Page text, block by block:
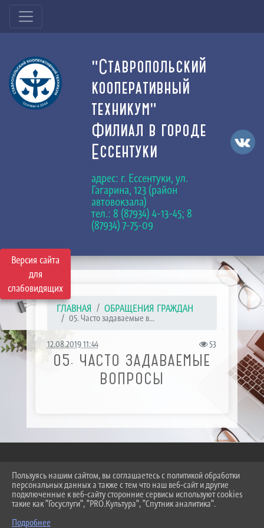
Версия сайта
для
слабовидящих
"Ставропольский
кооперативный
техникум"
Филиал в городе
Ессентуки
адрес: г. Ессентуки, ул.
Гагарина, 123 (район
автовокзала)
тел.: 8 (87934) 4-13-45; 8
(87934) 7-75-09
ГЛАВНАЯ ОБРАЩЕНИЯ ГРАЖДАН
05. Часто задаваемые в...
12.08.2019 11:44 53
05. ЧАСТО ЗАДАВАЕМЫЕ
ВОПРОСЫ
2026 Г. SKT-ESSENTUKI.RU
ВХОД
КАРТА САЙТА
Пользуясь нашим сайтом, вы соглашаетесь с политикой обработки
персональных данных а также с тем что наш веб-сайт и другие
подключенные к веб-сайту сторонние сервисы используют cookies
такие как "Госуслуги", "PRO.Культура", "Спутник аналитика".
Подробнее